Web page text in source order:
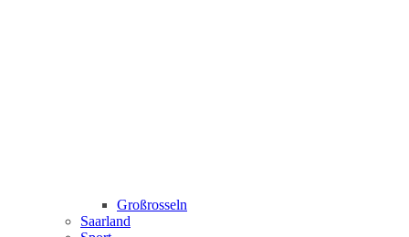
Großrosseln
Saarland